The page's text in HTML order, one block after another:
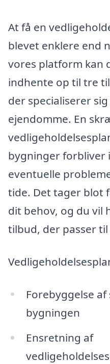
At få en
blevet enklere end
vores platform kan
indhente op til tre
der specialiserer
ejendomme. En
bygninger forbliver
eventuelle
tide. Det tager blot
dit behov, og du vil
tilbud, der passer
Forebyggelse
bygningen
Ensretning af